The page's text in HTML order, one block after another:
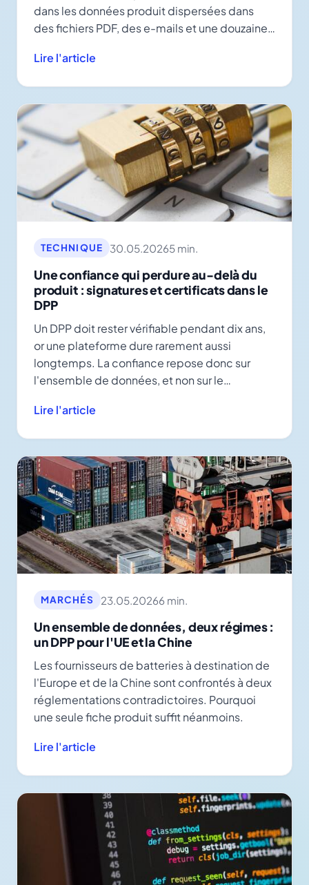
dans les données produit dispersées dans
des fichiers PDF, des e-mails et une douzaine
Lire l'article
TECHNIQUE 30.05.20265 min.
Une confiance qui perdure au-delà du
produit : signatures et certificats dans le
DPP
Un DPP doit rester vérifiable pendant dix ans,
or une plateforme dure rarement aussi
longtemps. La confiance repose donc sur
l'ensemble de données, et non sur le
Lire l'article
MARCHÉS 23.05.20266 min.
Un ensemble de données, deux régimes :
un DPP pour l'UE et la Chine
Les fournisseurs de batteries à destination de
l'Europe et de la Chine sont confrontés à deux
réglementations contradictoires. Pourquoi
une seule fiche produit suffit néanmoins.
Lire l'article